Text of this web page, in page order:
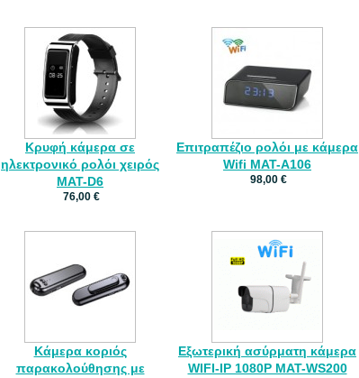
Κρυφή κάμερα σε
ηλεκτρονικό ρολόι χειρός
MAT-D6
76,00 €
Επιτραπέζιο ρολόι με κάμερα
Wifi MAT-A106
98,00 €
Κάμερα κοριός
παρακολούθησης με
Εξωτερική ασύρματη κάμερα
WIFI-IP 1080P MAT-WS200